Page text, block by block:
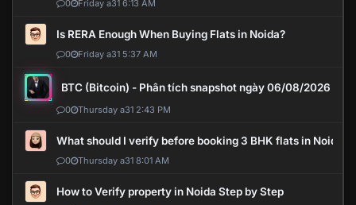
0 Friday a31 6:13 AM
Is RERA Enough When Buying Flats in Noida?
0 Friday a31 5:37 AM
BTC (Bitcoin) - Phân tích snapshot ngày 06/08/2026
0 Thursday a31 2:43 PM
What should I verify before booking 3 BHK flats in Noida?
0 Thursday a31 8:01 AM
How to Verify property in Noida Step by Step